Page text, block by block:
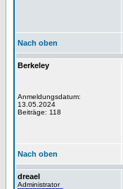
Nach oben
Berkeley
Anmeldungsdatum:
13.05.2024
Beiträge: 118
Nach oben
dreael
Administrator